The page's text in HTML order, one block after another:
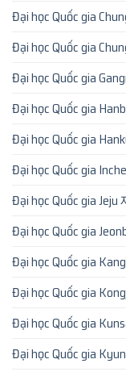
Đại học Quốc gia
Đại học Quốc gia
Đại học Quốc gia
Đại học Quốc gia
Đại học Quốc gia
Đại học Quốc gia
Đại học Quốc gia
Đại học Quốc gia
Đại học Quốc gia
Đại học Quốc gia
Đại học Quốc gia
Đại học Quốc gia